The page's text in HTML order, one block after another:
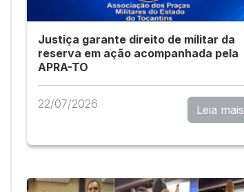
Justiça garante direito de militar da
reserva em ação acompanhada pela
APRA-TO
22/07/2026 Leia